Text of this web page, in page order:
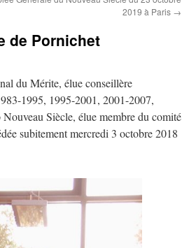
2019 à Paris →
de Pornichet
du Mérite, élue conseillère
1995, 1995-2001, 2001-2007,
Siècle, élue membre du comité
subitement mercredi 3 octobre 2018